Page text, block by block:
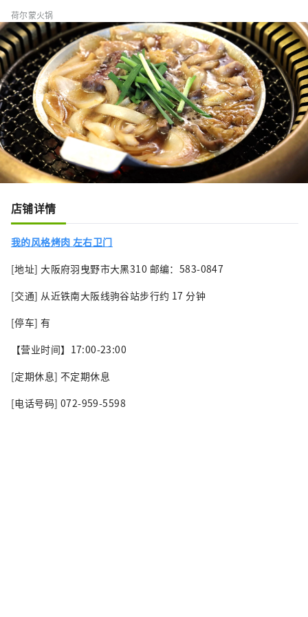
荷尔蒙火锅
店铺详情
我的风格烤肉 左右卫门
[地址] 大阪府羽曳野市大黑310 邮编：583-0847
[交通] 从近铁南大阪线驹谷站步行约 17 分钟
[停车] 有
【营业时间】17:00-23:00
[定期休息] 不定期休息
[电话号码] 072-959-5598